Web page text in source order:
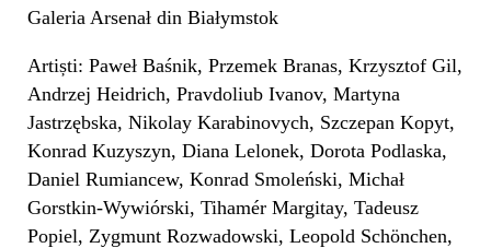
Galeria Arsenał din Białymstok
Artiști: Paweł Baśnik, Przemek Branas, Krzysztof Gil,
Andrzej Heidrich, Pravdoliub Ivanov, Martyna
Jastrzębska, Nikolay Karabinovych, Szczepan Kopyt,
Konrad Kuzyszyn, Diana Lelonek, Dorota Podlaska,
Daniel Rumiancew, Konrad Smoleński, Michał
Gorstkin-Wywiórski, Tihamér Margitay, Tadeusz
Popiel, Zygmunt Rozwadowski, Leopold Schönchen,